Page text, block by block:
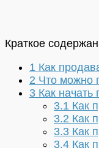
Краткое
1 Как
2 Что можно
3 Как начать
3.1 Как
3.2 Как
3.3 Как
3.4 Как